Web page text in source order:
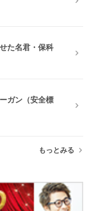
た名君・保科
ガン（安全標
もっとみる